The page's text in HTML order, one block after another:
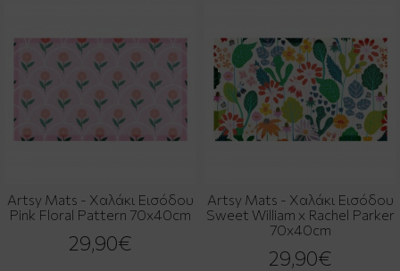
Artsy Mats - Χαλάκι Εισόδου
Pink Floral Pattern 70x40cm
29,90€
Artsy Mats - Χαλάκι Εισόδου
Sweet William x Rachel Parker
70x40cm
29,90€